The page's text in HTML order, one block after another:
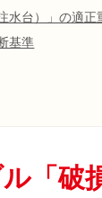
水台）」の適正
基準
「破